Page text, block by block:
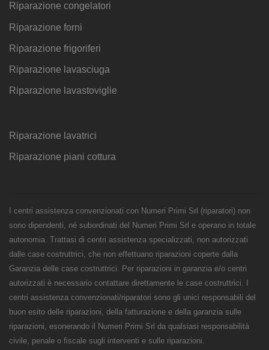
Riparazione congelatori
Riparazione forni
Riparazione frigoriferi
Riparazione lavasciuga
Riparazione lavastoviglie
Riparazione lavatrici
Riparazione piani cottura
I centri assistenza convenzionati con Numeri Primi Srl (riparatori) non
sono dipendenti, né subordinati del Numeri Primi Srl e operano in totale
autonomia. Trattasi di centri assistenza specializzati, non autorizzati
dalle case costruttrici, che non effettuano riparazioni coperte dalla
Garanzia delle case costruttrici. Per riparazioni in garanzia e/o centri
autorizzati è necessario contattare direttamente le case costruttrici. I
centri assistenza convenzionati/riparatori sono gli unici responsabili del
buon esito delle riparazioni, della fatturazione e della garanzia sulle
riparazioni, esonerando il Numeri Primi Srl da qualsiasi responsabilità
civile, penale o fiscale sugli interventi e sulle riparazioni.